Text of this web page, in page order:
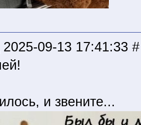
09-13 17:41:33 #
и звените...